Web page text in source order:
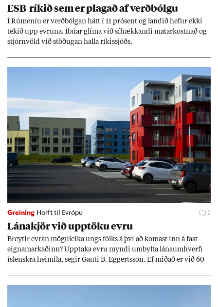
ESB-rík­ið sem er plag­að af verð­bólgu
Í Rúm­en­íu er verð­bólg­an hátt í 11 pró­sent og land­ið hef­ur ekki
tek­ið upp evr­una. Íbú­ar glíma við sí­hækk­andi mat­ar­kostn­að og
stjórn­völd við stöð­ug­an halla rík­is­sjóðs.
Greining Horft til Evrópu 2
Lána­kjör við upp­töku evru
Breyt­ir evr­an mögu­leika ungs fólks á því að kom­ast inn á fast­
eigna­mark­að­inn? Upp­taka evru myndi um­bylta lánaum­hverfi
ís­lenskra heim­ila, seg­ir Gauti B. Eggerts­son. Ef mið­að er við 60